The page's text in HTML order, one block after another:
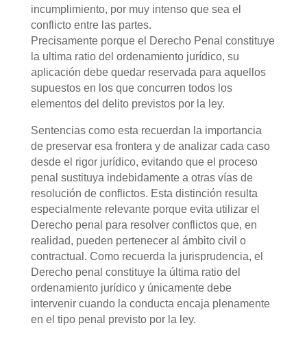
incumplimiento, por muy intenso que sea el
conflicto entre las partes.
Precisamente porque el Derecho Penal constituye
la ultima ratio del ordenamiento jurídico, su
aplicación debe quedar reservada para aquellos
supuestos en los que concurren todos los
elementos del delito previstos por la ley.
Sentencias como esta recuerdan la importancia
de preservar esa frontera y de analizar cada caso
desde el rigor jurídico, evitando que el proceso
penal sustituya indebidamente a otras vías de
resolución de conflictos. Esta distinción resulta
especialmente relevante porque evita utilizar el
Derecho penal para resolver conflictos que, en
realidad, pueden pertenecer al ámbito civil o
contractual. Como recuerda la jurisprudencia, el
Derecho penal constituye la última ratio del
ordenamiento jurídico y únicamente debe
intervenir cuando la conducta encaja plenamente
en el tipo penal previsto por la ley.